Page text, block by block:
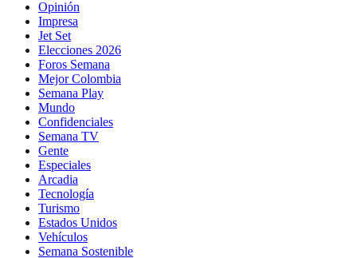
Opinión
Impresa
Jet Set
Elecciones 2026
Foros Semana
Mejor Colombia
Semana Play
Mundo
Confidenciales
Semana TV
Gente
Especiales
Arcadia
Tecnología
Turismo
Estados Unidos
Vehículos
Semana Sostenible